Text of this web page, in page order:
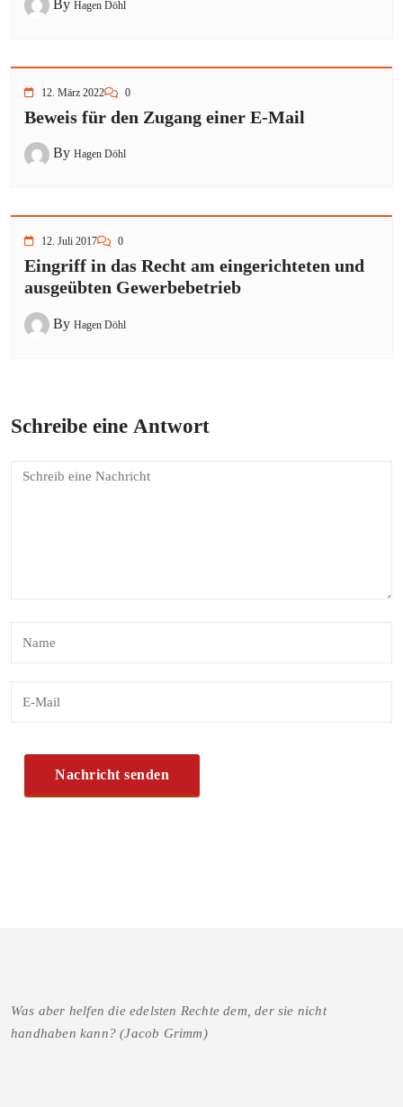
By Hagen Döhl
12. März 2022 0
Beweis für den Zugang einer E-Mail
By Hagen Döhl
12. Juli 2017 0
Eingriff in das Recht am eingerichteten und
ausgeübten Gewerbebetrieb
By Hagen Döhl
Schreibe eine Antwort
Was aber helfen die edelsten Rechte dem, der sie nicht
handhaben kann? (Jacob Grimm)